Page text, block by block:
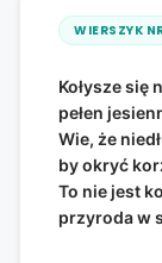
WIERSZYK
Kołysze się
pełen
Wie, że
by okryć
To nie jest
przyroda w